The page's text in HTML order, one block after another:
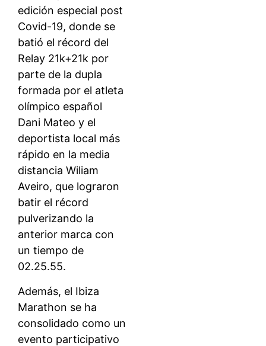
edición especial post
Covid-19, donde se
batió el récord del
Relay 21k+21k por
parte de la dupla
formada por el atleta
olímpico español
Dani Mateo y el
deportista local más
rápido en la media
distancia Wiliam
Aveiro, que lograron
batir el récord
pulverizando la
anterior marca con
un tiempo de
02.25.55.
Además, el Ibiza
Marathon se ha
consolidado como un
evento participativo